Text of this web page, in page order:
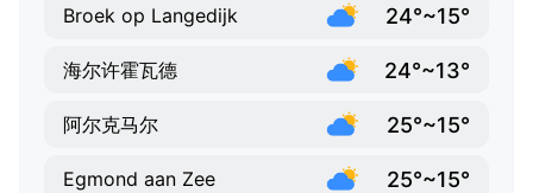
Broek op Langedijk 24°~15°
海尔许霍瓦德 24°~13°
阿尔克马尔 25°~15°
Egmond aan Zee 25°~15°